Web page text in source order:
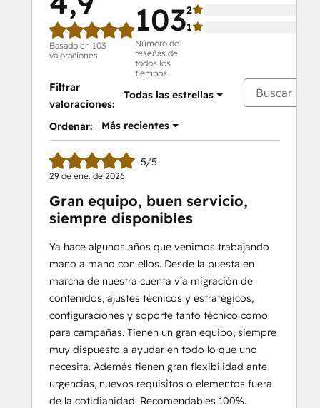
Basado en 103
valoraciones
103
Número de
reseñas de
todos los
tiempos
2
1
Filtrar
valoraciones:
Todas las estrellas
Ordenar: Más recientes
5/5
29 de ene. de 2026
Gran equipo, buen servicio,
siempre disponibles
Ya hace algunos años que venimos trabajando
mano a mano con ellos. Desde la puesta en
marcha de nuestra cuenta vía migración de
contenidos, ajustes técnicos y estratégicos,
configuraciones y soporte tanto técnico como
para campañas. Tienen un gran equipo, siempre
muy dispuesto a ayudar en todo lo que uno
necesita. Además tienen gran flexibilidad ante
urgencias, nuevos requisitos o elementos fuera
de la cotidianidad. Recomendables 100%.